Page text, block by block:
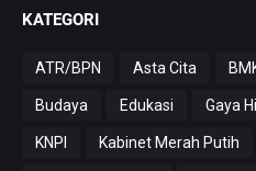
KATEGORI
ATR/BPN Asta Cita
Budaya Edukasi Gaya
KNPI Kabinet Merah Putih